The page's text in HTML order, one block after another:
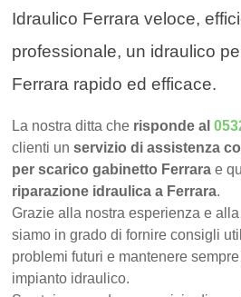
Idraulico Ferrara veloce,
professionale, un idraulico
Ferrara rapido ed efficace.
La nostra ditta che risponde al
clienti unservizio di assistenza
per scarico gabinetto Ferrara e
riparazione idraulica a Ferrara.
Grazie alla nostra esperienza e
siamo in grado di fornire consigli
problemi futuri e mantenere
impianto idraulico.